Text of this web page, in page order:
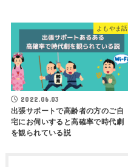
よもやま話
2022.06.03
出張サポートで高齢者の方のご自
宅にお伺いすると高確率で時代劇
を観られている説